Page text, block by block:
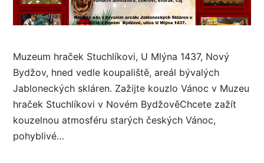
Muzeum hraček Stuchlíkovi, U Mlýna 1437, Nový
Bydžov, hned vedle koupaliště, areál bývalých
Jabloneckých skláren. Zažijte kouzlo Vánoc v Muzeu
hraček Stuchlíkovi v Novém BydžověChcete zažít
kouzelnou atmosféru starých českých Vánoc,
pohyblivé…